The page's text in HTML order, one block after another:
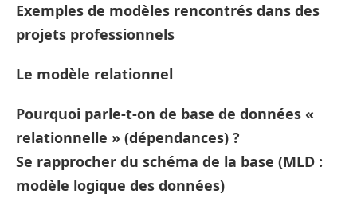
Exemples de modèles rencontrés dans des
projets professionnels
Le modèle relationnel
Pourquoi parle-t-on de base de données «
relationnelle » (dépendances) ?
Se rapprocher du schéma de la base (MLD :
modèle logique des données)